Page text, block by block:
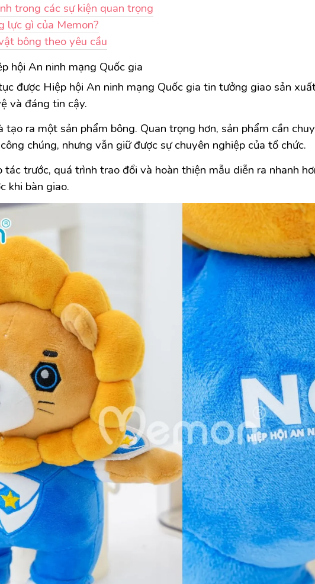
trong các sự kiện quan trọng
lực gì của Memon?
bông theo yêu cầu
hội An ninh mạng Quốc gia
được Hiệp hội An ninh mạng Quốc gia tin tưởng giao sản
và đáng tin cậy.
tạo ra một sản phẩm bông. Quan trọng hơn, sản phẩm cần
chúng, nhưng vẫn giữ được sự chuyên nghiệp của tổ chức.
tác trước, quá trình trao đổi và hoàn thiện mẫu diễn ra nhanh
khi bàn giao.